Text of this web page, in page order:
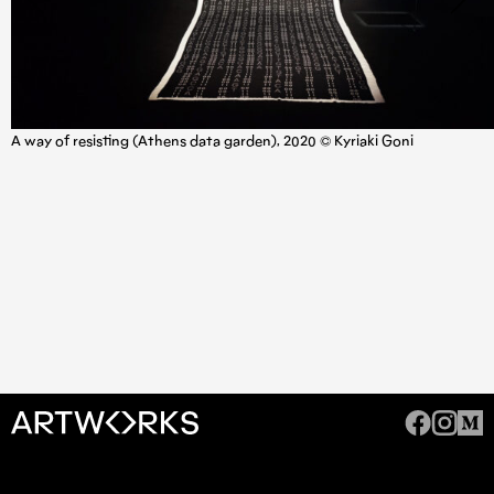
A way of resisting (Athens data garden), 2020 © Kyriaki Goni